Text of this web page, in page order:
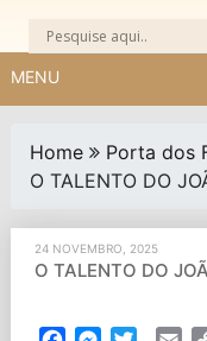
MENU
Home
Porta dos
O TALENTO DO
24 NOVEMBRO, 2025
O TALENTO DO